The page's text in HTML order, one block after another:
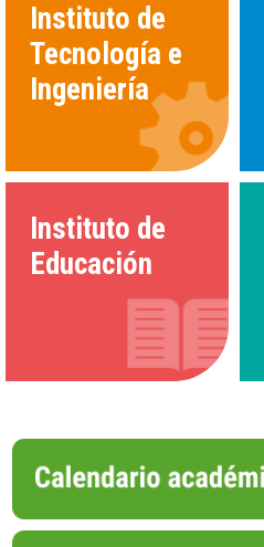
Instituto de
Tecnología e
Ingeniería
Instituto de
Educación